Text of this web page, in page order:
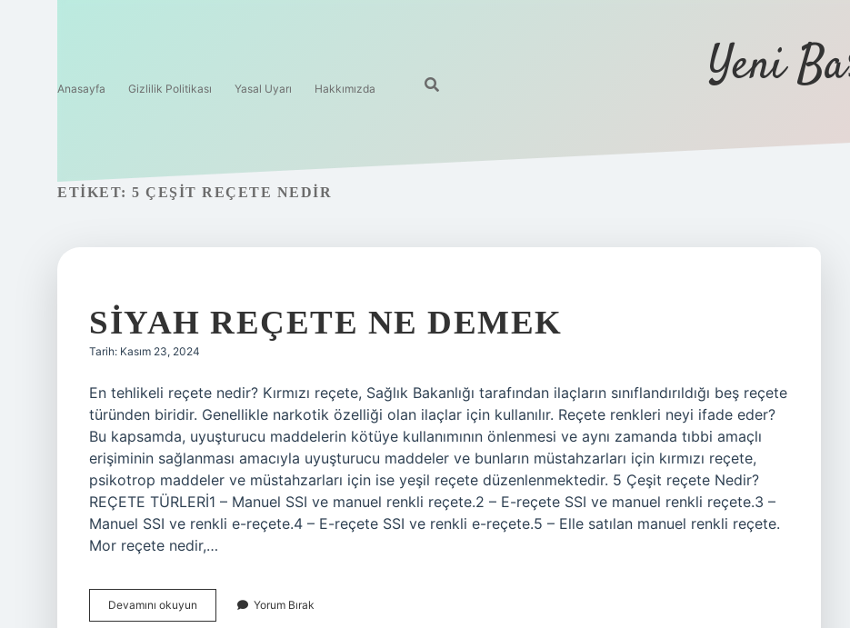
Anasayfa Gizlilik Politikası Yasal Uyarı Hakkımızda Yeni
ETIKET: 5 ÇEŞIT REÇETE NEDIR
SIYAH REÇETE NE DEMEK
Tarih: Kasım 23, 2024
En tehlikeli reçete nedir? Kırmızı reçete, Sağlık Bakanlığı tarafından ilaçların sınıflandırıldığı beş reçete
türünden biridir. Genellikle narkotik özelliği olan ilaçlar için kullanılır. Reçete renkleri neyi ifade eder?
Bu kapsamda, uyuşturucu maddelerin kötüye kullanımının önlenmesi ve aynı zamanda tıbbi amaçlı
erişiminin sağlanması amacıyla uyuşturucu maddeler ve bunların müstahzarları için kırmızı reçete,
psikotrop maddeler ve müstahzarları için ise yeşil reçete düzenlenmektedir. 5 Çeşit reçete Nedir?
REÇETE TÜRLERİ1 – Manuel SSI ve manuel renkli reçete.2 – E-reçete SSI ve manuel renkli reçete.3 –
Manuel SSI ve renkli e-reçete.4 – E-reçete SSI ve renkli e-reçete.5 – Elle satılan manuel renkli reçete.
Mor reçete nedir,…
Devamını okuyun
Reçete
Yorum Bırak